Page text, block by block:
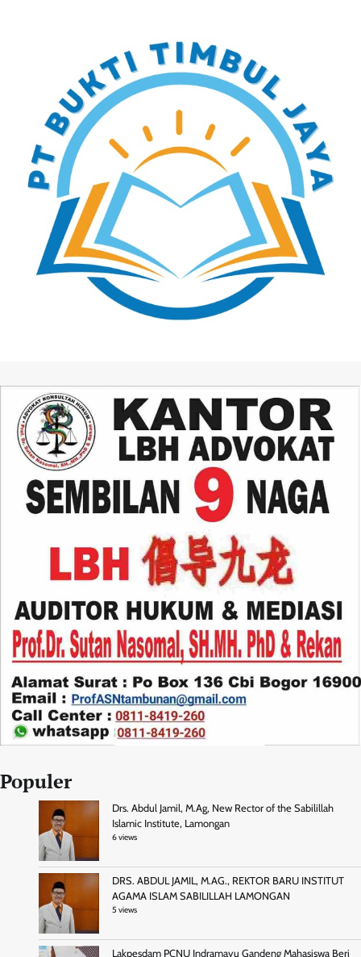
Populer
Drs. Abdul Jamil, M.Ag, New Rector of the Sabilillah
Islamic Institute, Lamongan
6 views
DRS. ABDUL JAMIL, M.AG., REKTOR BARU INSTITUT
AGAMA ISLAM SABILILLAH LAMONGAN
5 views
Lakpesdam PCNU Indramayu Gandeng Mahasiswa Beri